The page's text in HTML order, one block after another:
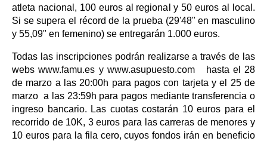
atleta nacional, 100 euros al regional y 50 euros al local.
Si se supera el récord de la prueba (29'48" en masculino
y 55,09" en femenino) se entregarán 1.000 euros.
Todas las inscripciones podrán realizarse a través de las
webs www.famu.es y www.asupuesto.com hasta el 28
de marzo a las 20:00h para pagos con tarjeta y el 25 de
marzo a las 23:59h para pagos mediante transferencia o
ingreso bancario. Las cuotas costarán 10 euros para el
recorrido de 10K, 3 euros para las carreras de menores y
10 euros para la fila cero, cuyos fondos irán en beneficio